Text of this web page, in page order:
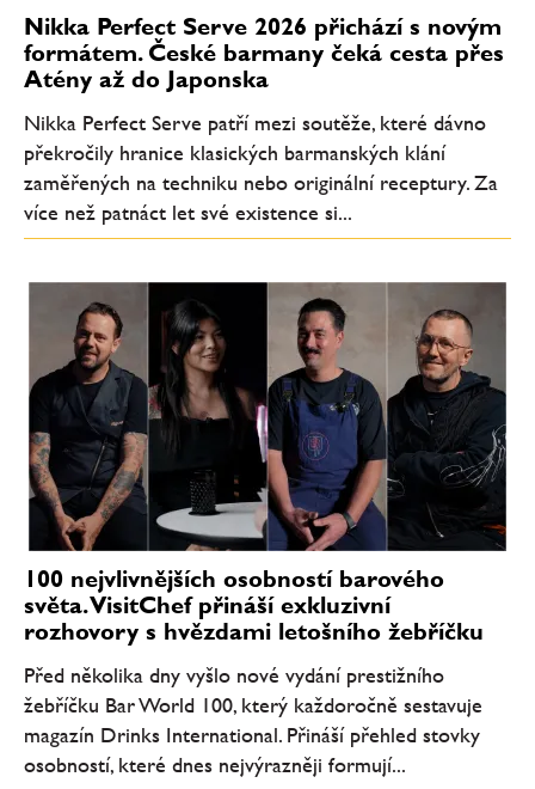
Nikka Perfect Serve 2026 přichází s novým
formátem. České barmany čeká cesta přes
Atény až do Japonska
Nikka Perfect Serve patří mezi soutěže, které dávno
překročily hranice klasických barmanských klání
zaměřených na techniku nebo originální receptury. Za
více než patnáct let své existence si...
100 nejvlivnějších osobností barového
světa. VisitChef přináší exkluzivní
rozhovory s hvězdami letošního žebříčku
Před několika dny vyšlo nové vydání prestižního
žebříčku Bar World 100, který každoročně sestavuje
magazín Drinks International. Přináší přehled stovky
osobností, které dnes nejvýrazněji formují...